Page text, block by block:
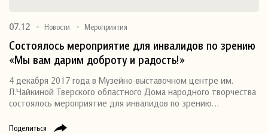
Поделиться
07.12 Новости Мероприятия
Состоялось мероприятие для инвалидов по зрению
«Мы вам дарим доброту и радость!»
4 декабря 2017 года в Музейно-выставочном центре им.
Л.Чайкиной Тверского областного Дома народного творчества
состоялось мероприятие для инвалидов по зрению…